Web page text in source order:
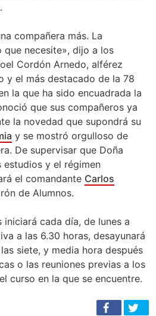
compañera más. La
necesite», dijo a los
Cordón Arnedo, alférez
y el más destacado de la 78
la que ha sido encuadrada la
que sus compañeros ya
la novedad que supondrá su
y se mostró orgulloso de
De supervisar que Doña
estudios y el régimen
el comandante Carlos
de Alumnos.
iniciará cada día, de lunes a
a las 6.30 horas, desayunará
siete, y media hora después
o las reuniones previas a los
curso en la que se encuentre.